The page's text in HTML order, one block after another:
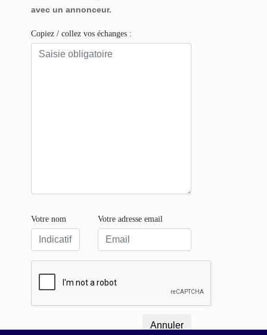
avec un annonceur.
Copiez / collez vos échanges :
Votre nom Votre adresse email